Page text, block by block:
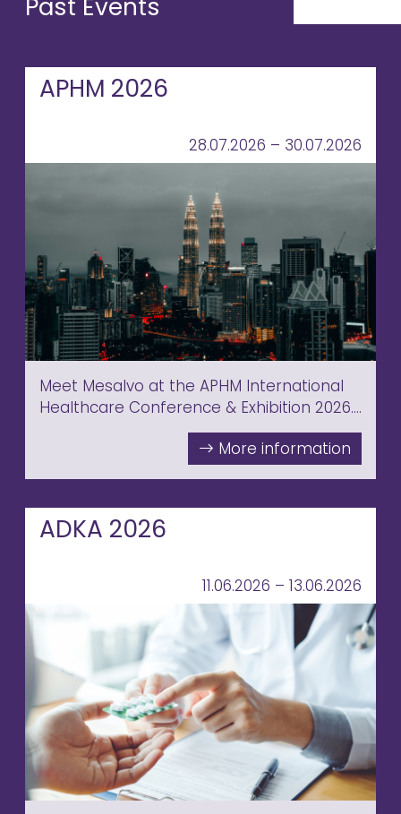
APHM 2026
28.07.2026 – 30.07.2026
Meet Mesalvo at the APHM International
Healthcare Conference & Exhibition 2026.
Join us in the Club Suite Room 1, Mandarin
Oriental — where international healthcare
leaders come to explore what's next in
ADKA 2026
11.06.2026 – 13.06.2026